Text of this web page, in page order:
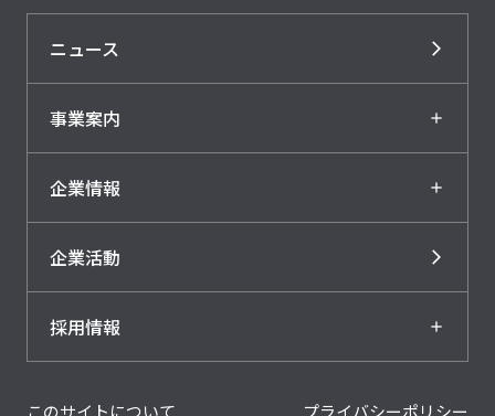
ニュース
事業案内
企業情報
企業活動
採用情報
このサイトについて プライバシーポリシー